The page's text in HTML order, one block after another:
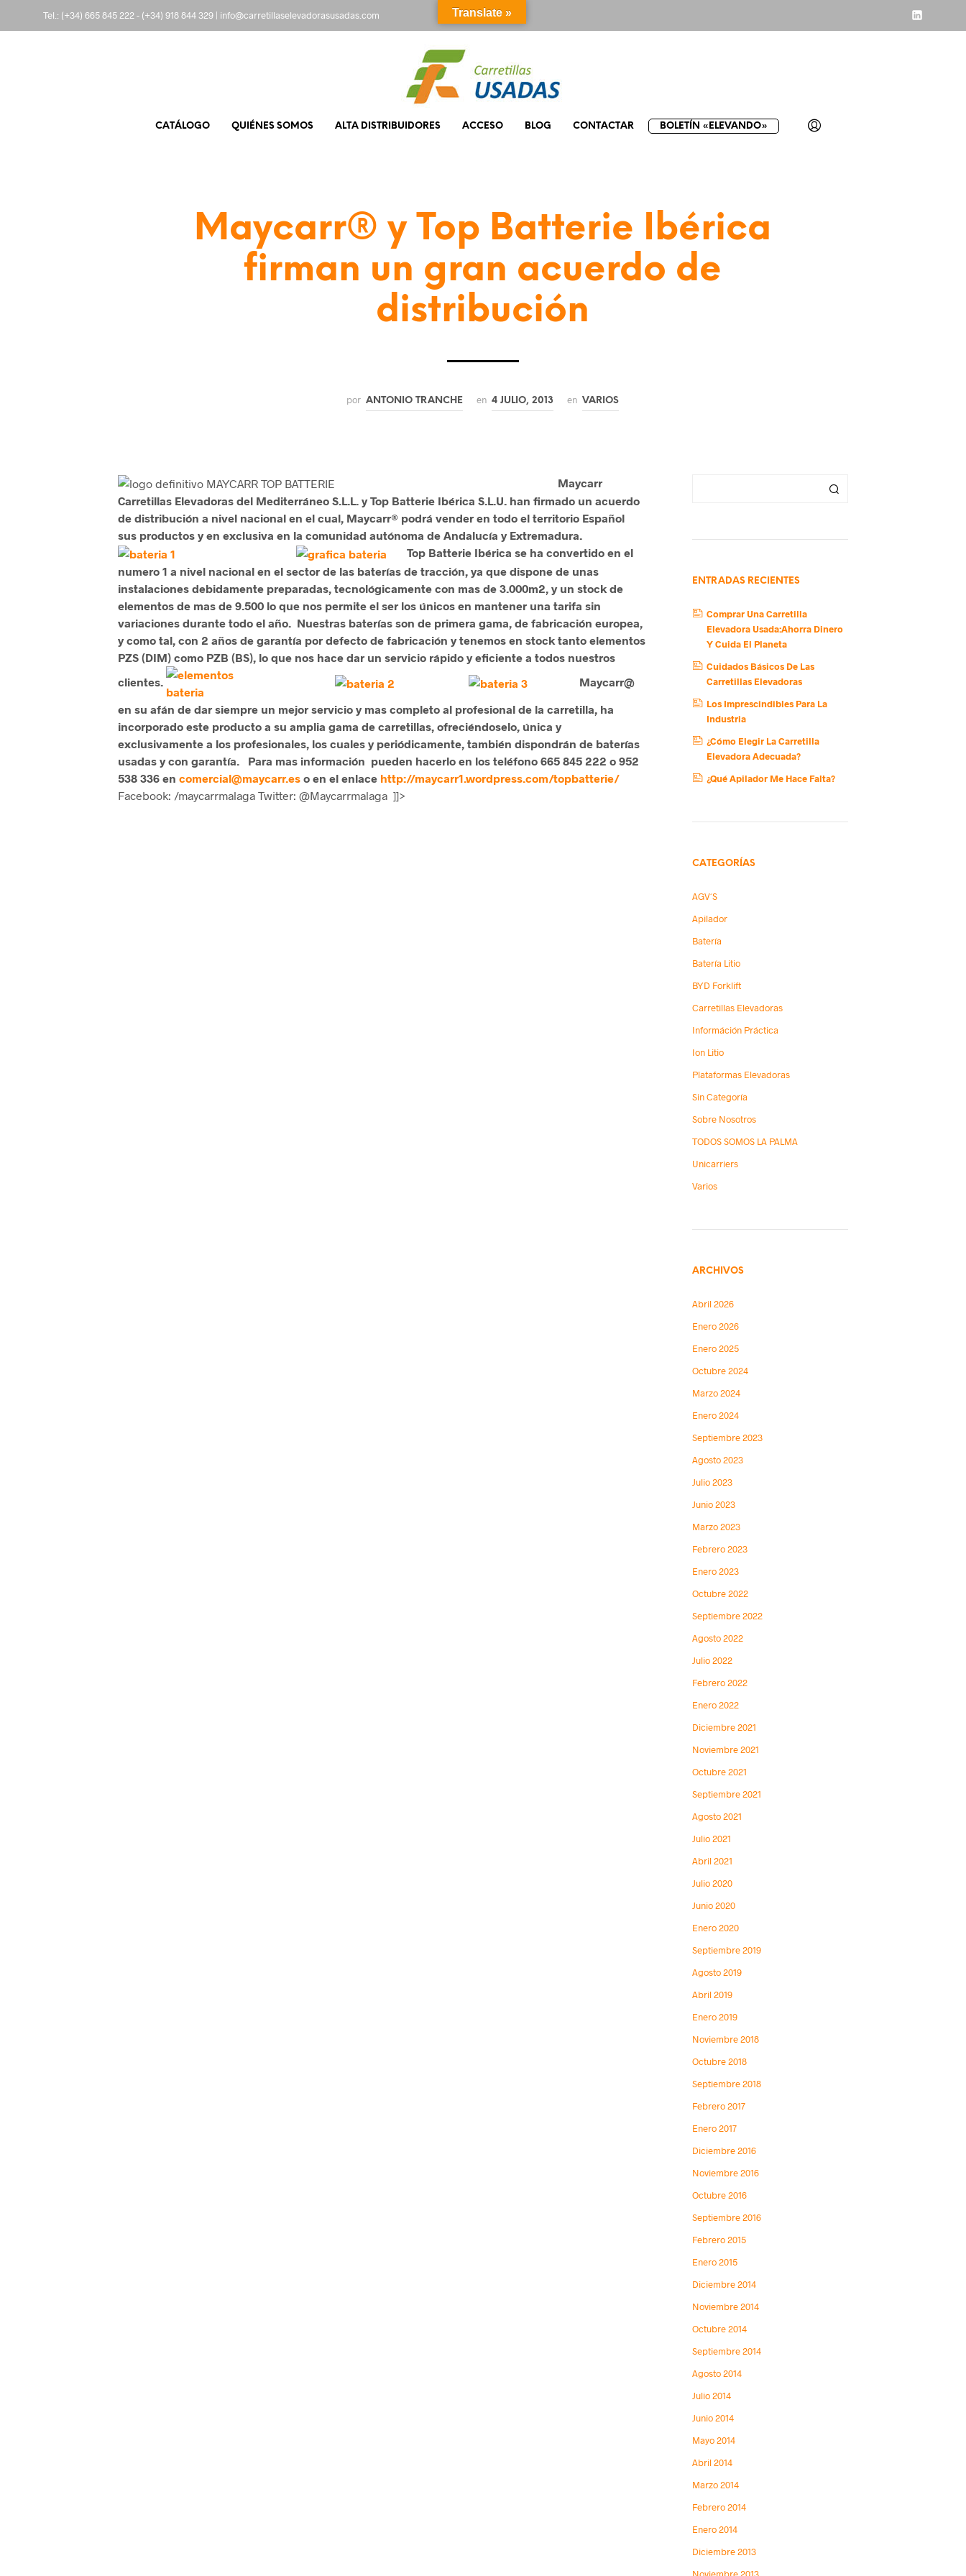
Tel.: (+34) 665 845 222- (+34) 918 844 329 | info@carretillaselevadorasusadas.com
CATÁLOGO QUIÉNES SOMOS ALTA DISTRIBUIDORES ACCESO BLOG CONTACTAR BOLETÍN «ELEVANDO»
Maycarr® y Top Batterie Ibérica
firman un gran acuerdo de
distribución
por ANTONIO TRANCHE en 4 JULIO, 2013 en VARIOS
Maycarr
Carretillas Elevadoras del Mediterráneo S.L.L. y Top Batterie Ibérica S.L.U. han firmado un acuerdo
de distribución a nivel nacional en el cual, Maycarr® podrá vender en todo el territorio Español
sus productos y en exclusiva en la comunidad autónoma de Andalucía y Extremadura.
Top Batterie Ibérica se ha convertido en el
numero 1 a nivel nacional en el sector de las baterías de tracción, ya que dispone de unas
instalaciones debidamente preparadas, tecnológicamente con mas de 3.000m2, y un stock de
elementos de mas de 9.500 lo que nos permite el ser los únicos en mantener una tarifa sin
variaciones durante todo el año. Nuestras baterías son de primera gama, de fabricación europea,
y como tal, con 2 años de garantía por defecto de fabricación y tenemos en stock tanto elementos
PZS (DIM) como PZB (BS), lo que nos hace dar un servicio rápido y eficiente a todos nuestros
clientes.
Maycarr@
en su afán de dar siempre un mejor servicio y mas completo al profesional de la carretilla, ha
incorporado este producto a su amplia gama de carretillas, ofreciéndoselo, única y
exclusivamente a los profesionales, los cuales y periódicamente, también dispondrán de baterías
usadas y con garantía.
Para mas información pueden hacerlo en los teléfono 665 845 222 o 952
538 336 en comercial@maycarr.eso en el enlace http://maycarr1.wordpress.com/topbatterie/
Facebook: /maycarrmalaga Twitter: @Maycarrmalaga ]]>
ENTRADAS RECIENTES
Comprar Una Carretilla
Elevadora Usada:Ahorra Dinero
Y Cuida El Planeta
Cuidados Básicos De Las
Carretillas Elevadoras
Los Imprescindibles Para La
Industria
¿Cómo Elegir La Carretilla
Elevadora Adecuada?
¿Qué Apilador Me Hace Falta?
CATEGORÍAS
AGV´s
Apilador
Batería
Batería Litio
BYD Forklift
Carretillas Elevadoras
Információn Práctica
Ion Litio
Plataformas Elevadoras
Sin Categoría
Sobre Nosotros
TODOS SOMOS LA PALMA
Unicarriers
Varios
ARCHIVOS
Abril 2026
Enero 2026
Enero 2025
Octubre 2024
Marzo 2024
Enero 2024
Septiembre 2023
Agosto 2023
Julio 2023
Junio 2023
Marzo 2023
Febrero 2023
Enero 2023
Octubre 2022
Septiembre 2022
Agosto 2022
Julio 2022
Febrero 2022
Enero 2022
Diciembre 2021
Noviembre 2021
Octubre 2021
Septiembre 2021
Agosto 2021
Julio 2021
Abril 2021
Julio 2020
Junio 2020
Enero 2020
Septiembre 2019
Agosto 2019
Abril 2019
Enero 2019
Noviembre 2018
Octubre 2018
Septiembre 2018
Febrero 2017
Enero 2017
Diciembre 2016
Noviembre 2016
Octubre 2016
Septiembre 2016
Febrero 2015
Enero 2015
Diciembre 2014
Noviembre 2014
Octubre 2014
Septiembre 2014
Agosto 2014
Julio 2014
Junio 2014
Mayo 2014
Abril 2014
Marzo 2014
Febrero 2014
Enero 2014
Diciembre 2013
Noviembre 2013
Translate »